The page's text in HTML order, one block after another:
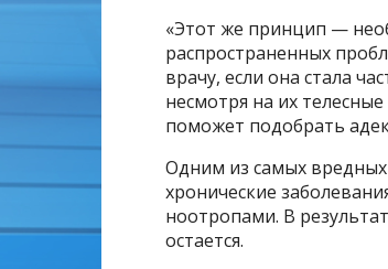
«Этот же принцип —
распространенных
врачу, если она стала
несмотря на их
поможет подобрать
Одним из самых
хронические
ноотропами. В
остается.